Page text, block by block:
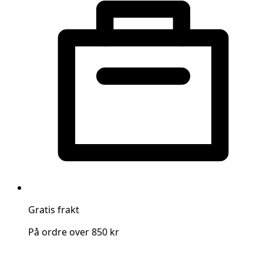
Gratis frakt
På ordre over 850 kr